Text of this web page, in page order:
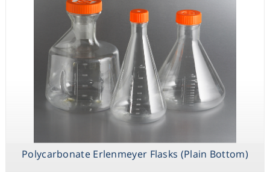
Polycarbonate Erlenmeyer Flasks (Plain Bottom)